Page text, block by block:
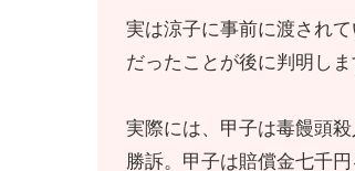
実は涼子に事前に渡され
だったことが後に判明しま
実際には、甲子は毒饅頭
勝訴。甲子は賠償金七千